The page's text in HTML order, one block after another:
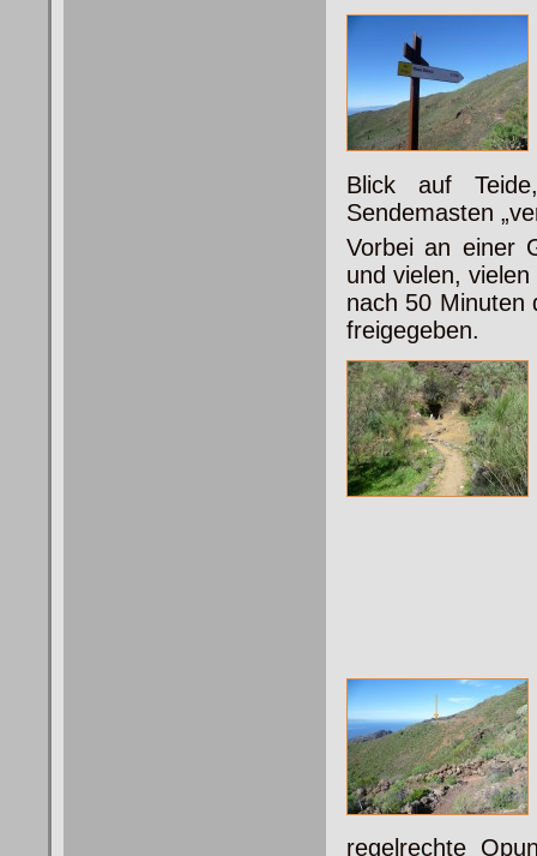
Blick auf
Sendemasten
Vorbei an einer
und vielen,
nach 50 Minuten
freigegeben.
regelrechte